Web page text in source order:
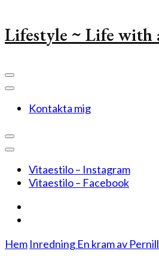
Lifestyle ~ Life with
Kontakta mig
Vitaestilo – Instagram
Vitaestilo – Facebook
Hem Inredning En kram av